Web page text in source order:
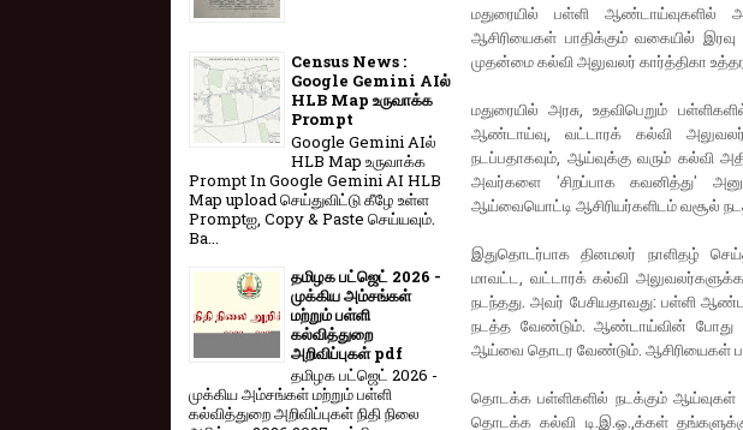
மதுரையில் பள்ளி ஆண்டாய்வுகளில்
ஆசிரியைகள் பாதிக்கும் வகையில்
முதன்மை கல்வி அலுவலர் கார்த்திகா
மதுரையில் அரசு, உதவிபெறும்
ஆண்டாய்வு, வட்டாரக் கல்வி
நடப்பதாகவும், ஆய்வுக்கு வரும் கல்வி
அவர்களை 'சிறப்பாக கவனித்து'
ஆய்வையொட்டி ஆசிரியர்களிடம் வசூல்
இதுதொடர்பாக தினமலர் நாளிதழ்
மாவட்ட, வட்டாரக் கல்வி
நடந்தது. அவர் பேசியதாவது: பள்ளி
நடத்த வேண்டும். ஆண்டாய்வின் போது
ஆய்வை தொடர வேண்டும். ஆசிரியைகள்
தொடக்க பள்ளிகளில் நடக்கும் ஆய்வுகள்
தொடக்க கல்வி டி.இ.ஓ.,க்கள்
Census News :
Google Gemini AIல்
HLB Map உருவாக்க
Prompt
Google Gemini AIல்
HLB Map உருவாக்க
Prompt In Google Gemini AI HLB
Map upload செய்துவிட்டு கீழே உள்ள
Promptஐ, Copy & Paste செய்யவும்.
Ba...
தமிழக பட்ஜெட் 2026 -
முக்கிய அம்சங்கள்
மற்றும் பள்ளி
கல்வித்துறை
அறிவிப்புகள் pdf
தமிழக பட்ஜெட் 2026 -
முக்கிய அம்சங்கள் மற்றும் பள்ளி
கல்வித்துறை அறிவிப்புகள் நிதி நிலை